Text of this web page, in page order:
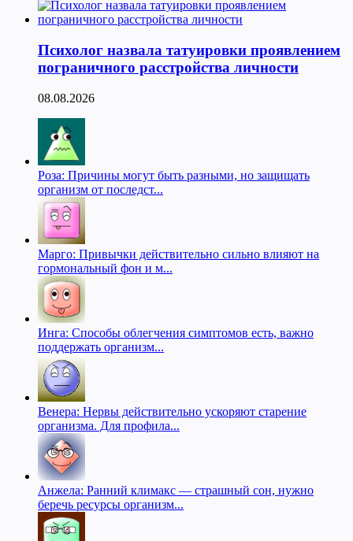
Психолог назвала татуировки проявлением
пограничного расстройства личности
08.08.2026
Роза: Причины могут быть разными, но защищать
организм от последст...
Марго: Привычки действительно сильно влияют на
гормональный фон и м...
Инга: Способы облегчения симптомов есть, важно
поддержать организм...
Венера: Нервы действительно ускоряют старение
организма. Для профила...
Анжела: Ранний климакс — страшный сон, нужно
беречь ресурсы организм...